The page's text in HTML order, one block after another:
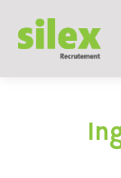
contenu